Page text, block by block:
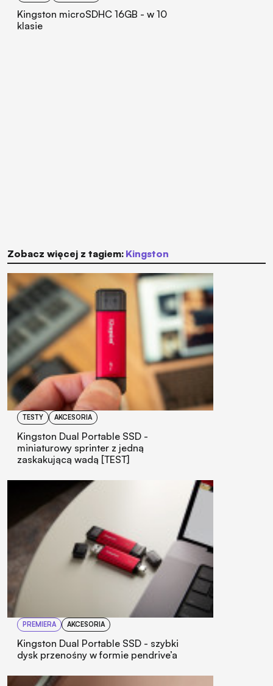
Kingston microSDHC 16GB - w 10
klasie
Zobacz więcej z tagiem: Kingston
TESTY AKCESORIA
Kingston Dual Portable SSD -
miniaturowy sprinter z jedną
zaskakującą wadą [TEST]
PREMIERA AKCESORIA
Kingston Dual Portable SSD - szybki
dysk przenośny w formie pendrive’a